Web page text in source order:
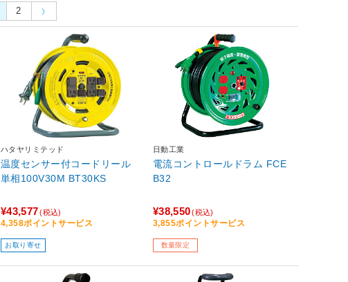
2
ハタヤリミテッド
温度センサー付コードリール
単相100V30M BT30KS
¥43,577(税込)
4,358ポイントサービス
お取り寄せ
日動工業
電流コントロールドラム FCE
B32
¥38,550(税込)
3,855ポイントサービス
数量限定